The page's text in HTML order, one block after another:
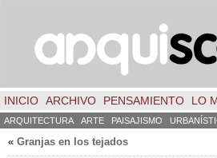
INICIO ARCHIVO PENSAMIENTO LO
ARQUITECTURA ARTE PAISAJISMO
« Granjas en los tejados